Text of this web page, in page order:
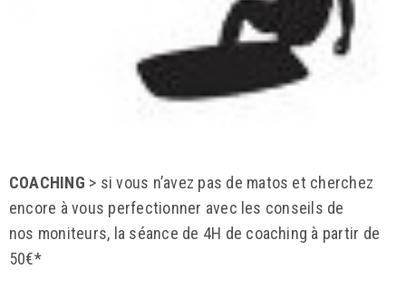
COACHING > si vous n’avez pas de matos et cherchez
encore à vous perfectionner avec les conseils de
nos moniteurs, la séance de 4H de coaching à partir de
50€*